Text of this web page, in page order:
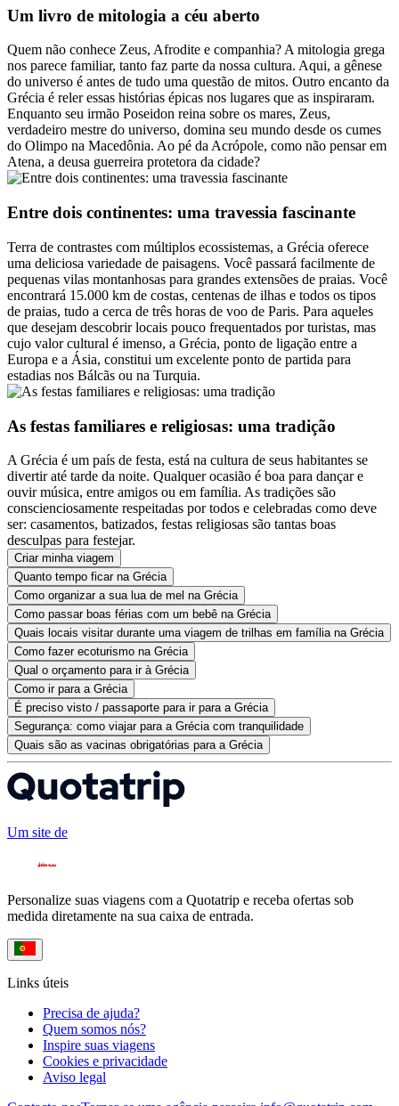
Um livro de mitologia a céu aberto
Quem não conhece Zeus, Afrodite e companhia? A mitologia grega
nos parece familiar, tanto faz parte da nossa cultura. Aqui, a gênese
do universo é antes de tudo uma questão de mitos. Outro encanto da
Grécia é reler essas histórias épicas nos lugares que as inspiraram.
Enquanto seu irmão Poseidon reina sobre os mares, Zeus,
verdadeiro mestre do universo, domina seu mundo desde os cumes
do Olimpo na Macedônia. Ao pé da Acrópole, como não pensar em
Atena, a deusa guerreira protetora da cidade?
Entre dois continentes: uma travessia fascinante
Terra de contrastes com múltiplos ecossistemas, a Grécia oferece
uma deliciosa variedade de paisagens. Você passará facilmente de
pequenas vilas montanhosas para grandes extensões de praias. Você
encontrará 15.000 km de costas, centenas de ilhas e todos os tipos
de praias, tudo a cerca de três horas de voo de Paris. Para aqueles
que desejam descobrir locais pouco frequentados por turistas, mas
cujo valor cultural é imenso, a Grécia, ponto de ligação entre a
Europa e a Ásia, constitui um excelente ponto de partida para
estadias nos Bálcãs ou na Turquia.
As festas familiares e religiosas: uma tradição
A Grécia é um país de festa, está na cultura de seus habitantes se
divertir até tarde da noite. Qualquer ocasião é boa para dançar e
ouvir música, entre amigos ou em família. As tradições são
conscienciosamente respeitadas por todos e celebradas como deve
ser: casamentos, batizados, festas religiosas são tantas boas
desculpas para festejar.
Criar minha viagem
Quanto tempo ficar na Grécia
Como organizar a sua lua de mel na Grécia
Como passar boas férias com um bebê na Grécia
Quais locais visitar durante uma viagem de trilhas em família na Grécia
Como fazer ecoturismo na Grécia
Qual o orçamento para ir à Grécia
Como ir para a Grécia
É preciso visto / passaporte para ir para a Grécia
Segurança: como viajar para a Grécia com tranquilidade
Quais são as vacinas obrigatórias para a Grécia
Um site de
Personalize suas viagens com a Quotatrip e receba ofertas sob
medida diretamente na sua caixa de entrada.
Links úteis
Precisa de ajuda?
Quem somos nós?
Inspire suas viagens
Cookies e privacidade
Aviso legal